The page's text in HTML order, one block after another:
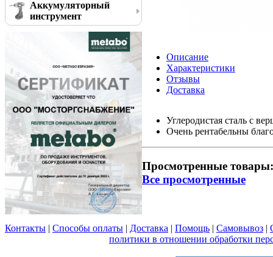
Аккумуляторный
инструмент
Описание
Характеристики
Отзывы
Доставка
Углеродистая сталь с
Очень рентабельны
Просмотренные товары:
Все просмотренные
Контакты | Способы оплаты | Доставка | Помощь | Самовывоз |
политики в отношении обработки